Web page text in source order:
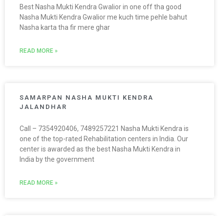
Best Nasha Mukti Kendra Gwalior in one off tha good
Nasha Mukti Kendra Gwalior me kuch time pehle bahut
Nasha karta tha fir mere ghar
READ MORE »
SAMARPAN NASHA MUKTI KENDRA
JALANDHAR
Call – 7354920406, 7489257221 Nasha Mukti Kendra is
one of the top-rated Rehabilitation centers in India. Our
center is awarded as the best Nasha Mukti Kendra in
India by the government
READ MORE »